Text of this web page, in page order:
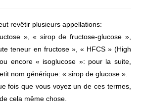
revêtir plusieurs appellations:
», « sirop de fructose-glucose »,
teneur en fructose », « HFCS » (High
encore « isoglucose »: pour la suite,
nom générique: « sirop de glucose ».
fois que vous voyez un de ces termes,
cela même chose.